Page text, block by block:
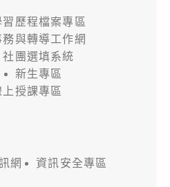
習歷程檔案專區
務與轉導工作網
社團選填系統
新生專區
上授課專區
網
資訊安全專區